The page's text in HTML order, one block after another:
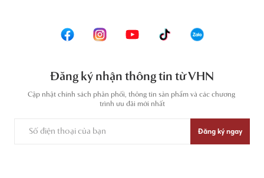
Đăng ký nhận thông tin từ VHN
Cập nhật chính sách phân phối, thông tin sản phẩm và các chương
trình ưu đãi mới nhất
Đăng ký ngay